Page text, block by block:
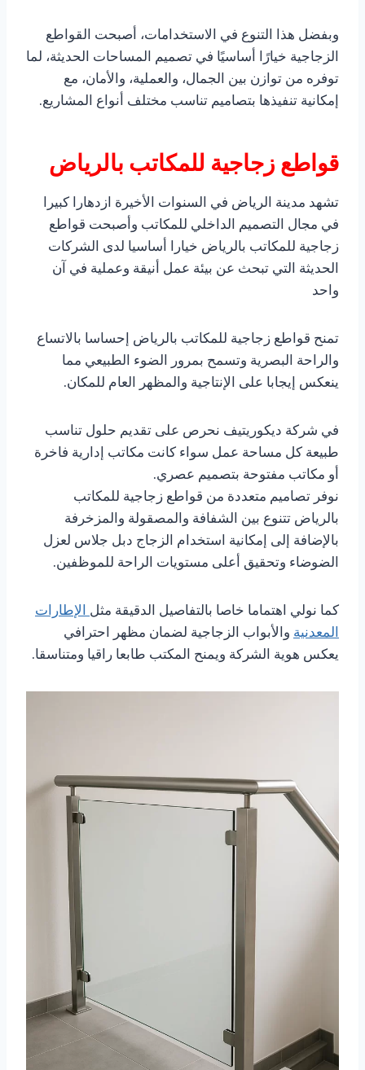
وبفضل هذا التنوع في الاستخدامات، أصبحت القواطع
الزجاجية خيارًا أساسيًا في تصميم المساحات الحديثة، لما
توفره من توازن بين الجمال، والعملية، والأمان، مع
إمكانية تنفيذها بتصاميم تناسب مختلف أنواع المشاريع.
قواطع زجاجية للمكاتب بالرياض
تشهد مدينة الرياض في السنوات الأخيرة ازدهارا كبيرا
في مجال التصميم الداخلي للمكاتب وأصبحت قواطع
زجاجية للمكاتب بالرياض خيارا أساسيا لدى الشركات
الحديثة التي تبحث عن بيئة عمل أنيقة وعملية في آن
واحد
تمنح قواطع زجاجية للمكاتب بالرياض إحساسا بالاتساع
والراحة البصرية وتسمح بمرور الضوء الطبيعي مما
ينعكس إيجابا على الإنتاجية والمظهر العام للمكان.
في شركة ديكوريتيف نحرص على تقديم حلول تناسب
طبيعة كل مساحة عمل سواء كانت مكاتب إدارية فاخرة
أو مكاتب مفتوحة بتصميم عصري.
نوفر تصاميم متعددة من قواطع زجاجية للمكاتب
بالرياض تتنوع بين الشفافة والمصقولة والمزخرفة
بالإضافة إلى إمكانية استخدام الزجاج دبل جلاس لعزل
الضوضاء وتحقيق أعلى مستويات الراحة للموظفين.
كما نولي اهتماما خاصا بالتفاصيل الدقيقة مثلالإطارات
المعدنيةوالأبواب الزجاجية لضمان مظهر احترافي
يعكس هوية الشركة ويمنح المكتب طابعا راقيا ومتناسقا.